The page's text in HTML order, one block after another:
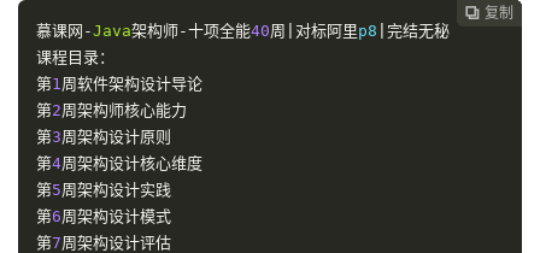
 复制
 复制
 复制
 复制
 复制
 复制
 复制
 复制
慕课网-Java架构师-十项全能40周|对标阿里p8 |完结无秘
课程目录：
第1周软件架构设计导论
第2周架构师核心能力
第3周架构设计原则
第4周架构设计核心维度
第5周架构设计实践
第6周架构设计模式
第7周架构设计评估